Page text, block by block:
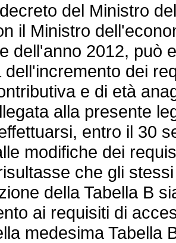
del Ministro
il Ministro
dell'anno 2012, può
dei
e di età
alla presente
entro il 30
modifiche dei
che gli
della Tabella B
ai requisiti di
medesima Tabella